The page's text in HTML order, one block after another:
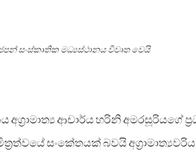
සංස්කෘතික මධ්‍යස්ථානය විවෘත වෙයි
අග්‍රාමාත්‍ය ආචාර්ය හරිනි
සංකේතයක් බවයි